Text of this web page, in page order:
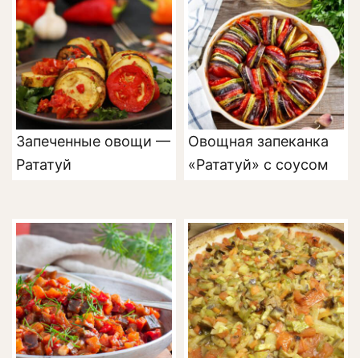
Запеченные овощи —
Рататуй
Овощная запеканка
«Рататуй» с соусом